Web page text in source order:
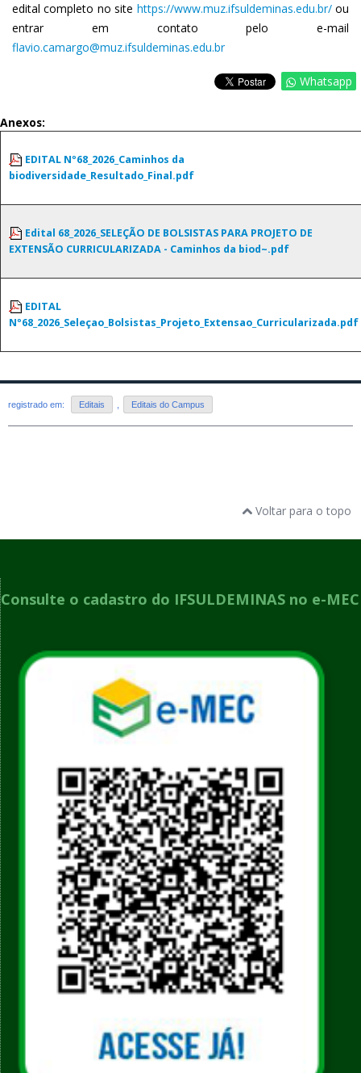
edital completo no site https://www.muz.ifsuldeminas.edu.br/ou
entrar em contato pelo e-mail
flavio.camargo@muz.ifsuldeminas.edu.br
Whatsapp
Anexos:
EDITAL Nº68_2026_Caminhos da
biodiversidade_Resultado_Final.pdf
Edital 68_2026_SELEÇÃO DE BOLSISTAS PARA PROJETO DE
EXTENSÃO CURRICULARIZADA - Caminhos da biod~.pdf
EDITAL
Nº68_2026_Seleçao_Bolsistas_Projeto_Extensao_Curricularizada.pdf
registrado em: Editais Editais do Campus
Voltar para o topo
Consulte o cadastro do IFSULDEMINAS no e-MEC